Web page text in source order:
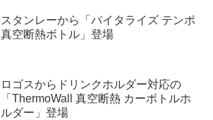
スタンレーから「バイタライズ テンポ
真空断熱ボトル」登場
ロゴスからドリンクホルダー対応の
「ThermoWall 真空断熱 カーボトルホ
ルダー」登場